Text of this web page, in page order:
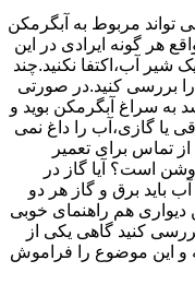
مربوط به آبگرمکن
هر گونه ایرادی در این
شیر آب،اکتفا نکنید.چند
بررسی کنید.در صورتی
سراغ آبگرمکن بوید و
یا گازی،آب را داغ نمی
تماس برای تعمیر
است؟ آیا گاز در
باید برق و گاز هر دو
هم راهنمای خوبی
کنید گاهی یکی از
و این موضوع را فراموش